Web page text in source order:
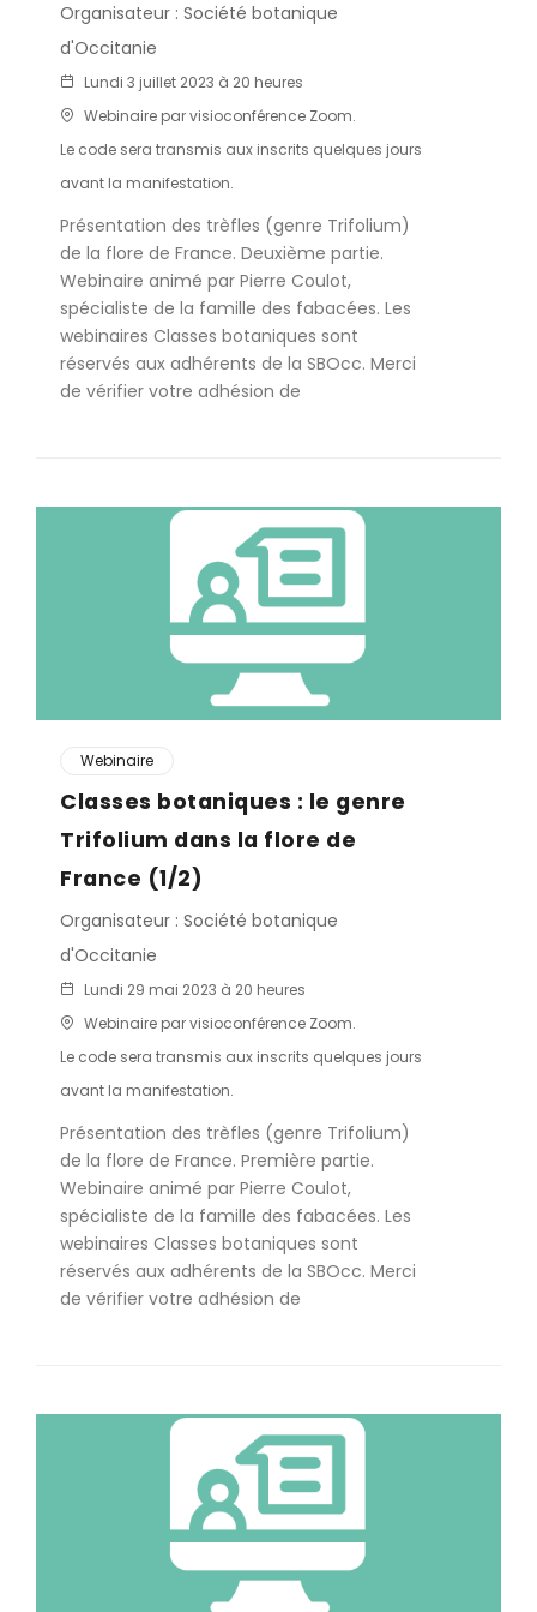
Organisateur : Société botanique
d'Occitanie
Lundi 3 juillet 2023 à 20 heures
Webinaire par visioconférence Zoom.
Le code sera transmis aux inscrits quelques jours
avant la manifestation.
Présentation des trèfles (genre Trifolium)
de la flore de France. Deuxième partie.
Webinaire animé par Pierre Coulot,
spécialiste de la famille des fabacées. Les
webinaires Classes botaniques sont
réservés aux adhérents de la SBOcc. Merci
de vérifier votre adhésion de
Webinaire
Classes botaniques : le genre
Trifolium dans la flore de
France (1/2)
Organisateur : Société botanique
d'Occitanie
Lundi 29 mai 2023 à 20 heures
Webinaire par visioconférence Zoom.
Le code sera transmis aux inscrits quelques jours
avant la manifestation.
Présentation des trèfles (genre Trifolium)
de la flore de France. Première partie.
Webinaire animé par Pierre Coulot,
spécialiste de la famille des fabacées. Les
webinaires Classes botaniques sont
réservés aux adhérents de la SBOcc. Merci
de vérifier votre adhésion de